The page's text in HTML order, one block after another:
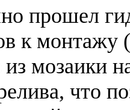
прошел
к монтажу
мозаики
что